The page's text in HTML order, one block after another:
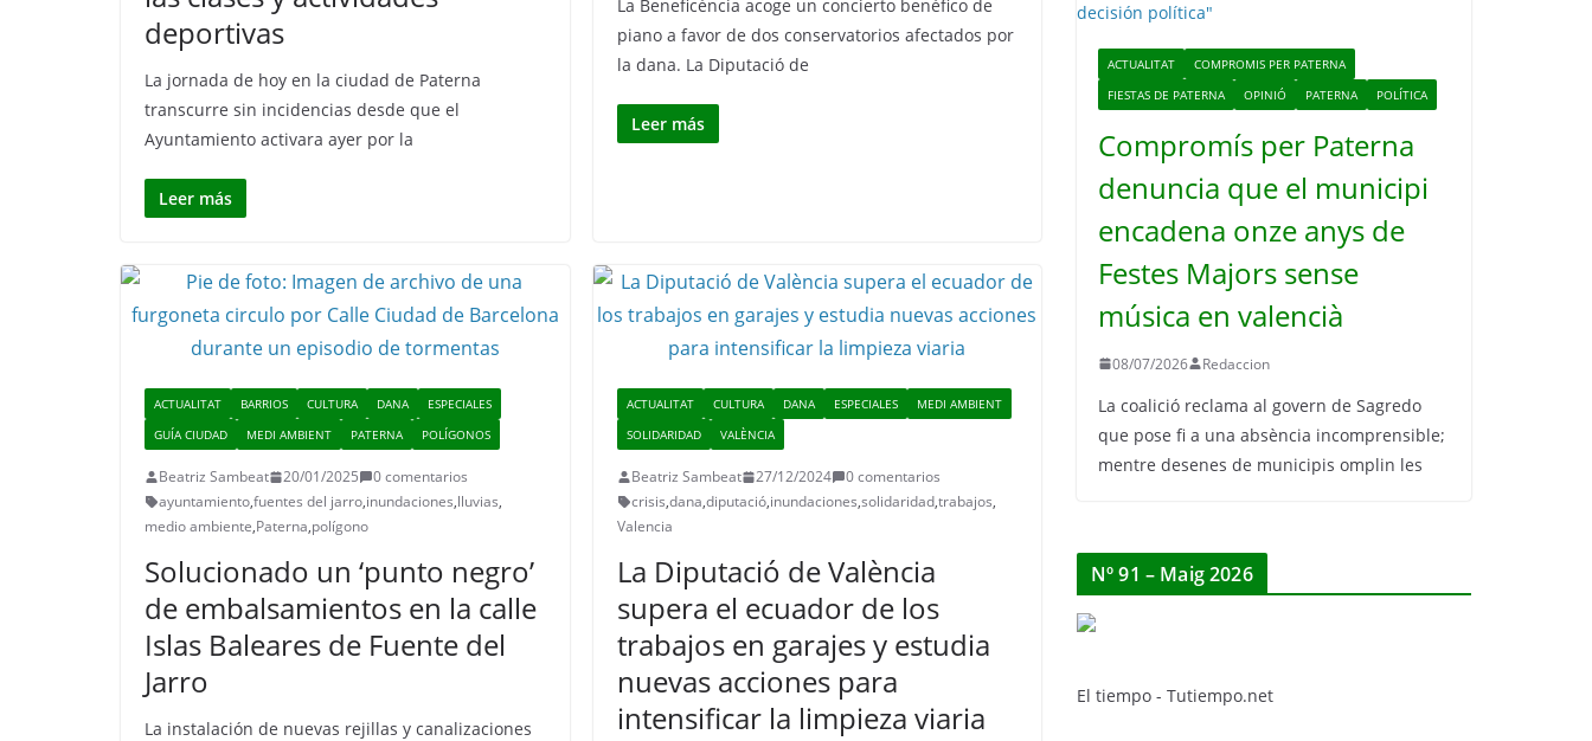
deportivas
La jornada de hoy en la ciudad de Paterna
transcurre sin incidencias desde que el
Ayuntamiento activara ayer por la
Leer más
La Beneficència acoge un concierto benéfico de
piano a favor de dos conservatorios afectados por
la dana. La Diputació de
Leer más
ACTUALITAT BARRIOS CULTURA DANA
ESPECIALES
GUÍA CIUDAD
MEDI AMBIENT PATERNA POLÍGONOS
Beatriz Sambeat 20/01/2025
0 comentarios
ayuntamiento,fuentes del jarro,inundaciones,lluvias,
medio ambiente,Paterna,polígono
Solucionado un ‘punto negro’
de embalsamientos en la calle
Islas Baleares de Fuente del
Jarro
La instalación de nuevas rejillas y canalizaciones
ACTUALITAT CULTURA DANA ESPECIALES
MEDI AMBIENT
SOLIDARIDAD
VALÈNCIA
Beatriz Sambeat 27/12/2024
0 comentarios
crisis,dana,diputació,inundaciones,solidaridad,trabajos,
Valencia
La Diputació de València
supera el ecuador de los
trabajos en garajes y estudia
nuevas acciones para
intensificar la limpieza viaria
ACTUALITAT
COMPROMIS PER PATERNA
FIESTAS DE PATERNA
OPINIÓ PATERNA POLÍTICA
Compromís per Paterna
denuncia que el municipi
encadena onze anys de
Festes Majors sense
música en valencià
08/07/2026 Redaccion
La coalició reclama al govern de Sagredo
que pose fi a una absència incomprensible;
mentre desenes de municipis omplin les
Nº 91 – Maig 2026
El tiempo - Tutiempo.net